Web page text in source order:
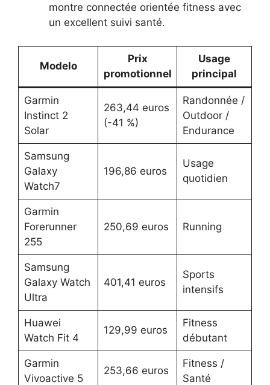
montre connectée orientée fitness avec
un excellent suivi santé.
Modelo
Prix
promotionnel
Usage
principal
Garmin
Instinct 2
Solar
263,44 euros
(-41 %)
Randonnée /
Outdoor /
Endurance
Samsung
Galaxy
Watch7
196,86 euros
Usage
quotidien
Garmin
Forerunner
255
250,69 euros Running
Samsung
Galaxy Watch
Ultra
401,41 euros
Sports
intensifs
Huawei
Watch Fit 4
129,99 euros
Fitness
débutant
Garmin
Vivoactive 5
253,66 euros
Fitness /
Santé